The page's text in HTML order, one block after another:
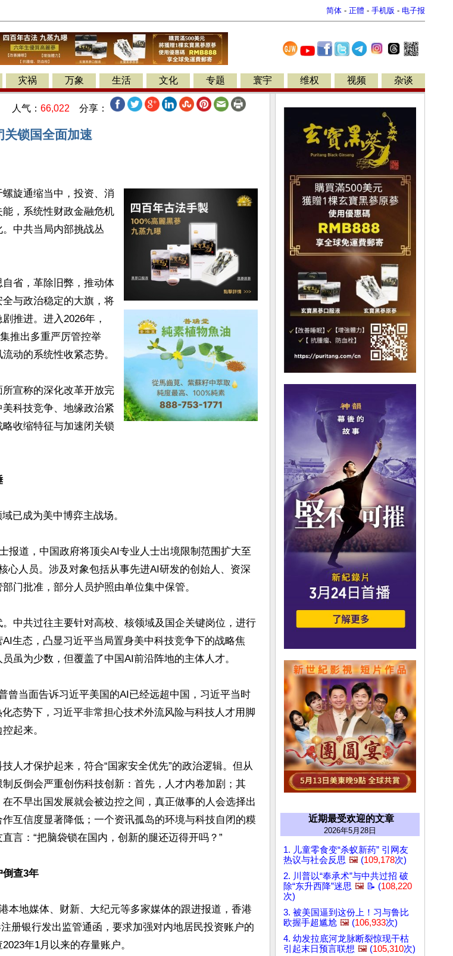
简体 - 正體 - 手机版 - 电子报
灾祸 万象 生活 文化 专题 寰宇 维权 视频 杂谈
人气： 66,022 分享：
关锁国全面加速
螺旋通缩当中，投资、消
，系统性财政金融危机
中共当局内部挑战丛
省，革除旧弊，推动体
与政治稳定的大旗，将
推进。进入2026年，
推出多重严厉管控举
动的系统性收紧态势。
宣称的深化改革开放完
科技竞争、地缘政治紧
收缩特征与加速闭关锁
已成为美中博弈主战场。
报道，中国政府将顶尖AI专业人士出境限制范围扩大至
心人员。涉及对象包括从事先进AI研发的创始人、资深
门批准，部分人员护照由单位集中保管。
中共过往主要针对高校、核领域及国企关键岗位，进行
生态，凸显习近平当局置身美中科技竞争下的战略焦
虽为少数，但覆盖了中国AI前沿阵地的主体人才。
曾当面告诉习近平美国的AI已经远超中国，习近平当时
态势下，习近平非常担心技术外流风险与科技人才用脚
起来。
人才保护起来，符合“国家安全优先”的政治逻辑。但从
反倒会严重创伤科技创新：首先，人才内卷加剧；其
不早出国发展就会被边控之间，真正做事的人会选择出
互信度显著降低；一个资讯孤岛的环境与科技自闭的糢
言：“把脑袋锁在国内，创新的腿还迈得开吗？”
倒查3年
本地媒体、财新、大纪元等多家媒体的跟进报道，香港
册银行发出监管通函，要求加强对内地居民投资账户的
年1月以来的存量账户。
近期最受欢迎的文章
2026年5月28日
1. 儿童零食变“杀蚁新药” 引网友
热议与社会反思 🖼️ (109,178次)
2. 川普以“奉承术”与中共过招 破
除“东升西降”迷思 🖼️ 📝 (108,220
次)
3. 被美国逼到这份上！习与鲁比
欧握手超尴尬 🖼️ (106,933次)
4. 幼发拉底河龙脉断裂惊现干枯
引起末日预言联想 🖼️ (105,310次)